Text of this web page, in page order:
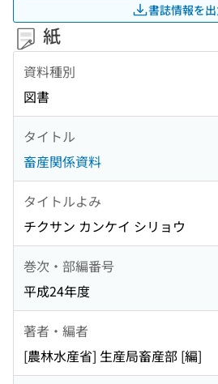
書誌情報を
紙
資料種別
図書
タイトル
畜産関係資料
タイトルよみ
チクサン カンケイ シリョウ
巻次・部編番号
平成24年度
著者・編者
[農林水産省] 生産局畜産部 [編]